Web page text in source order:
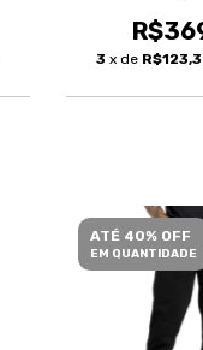
3 x de
ATÉ 40% OFF
EM QUANTIDADE